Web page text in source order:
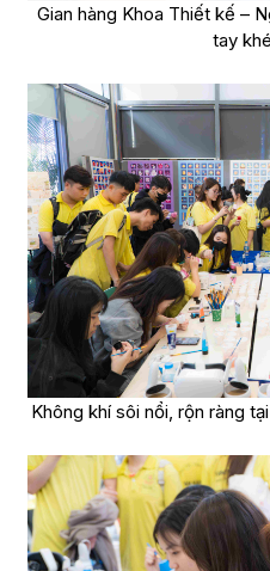
Gian hàng Khoa Thiết kế –
tay
Không khí sôi nổi, rộn ràng